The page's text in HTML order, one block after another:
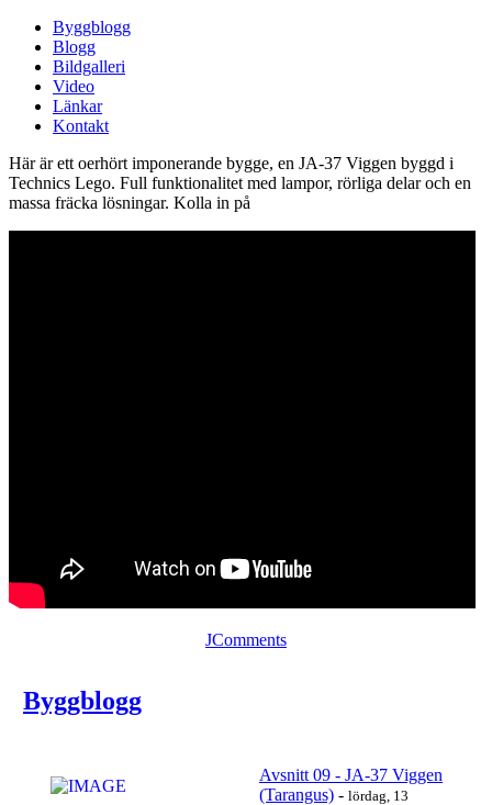
Byggblogg
Blogg
Bildgalleri
Video
Länkar
Kontakt
Här är ett oerhört imponerande bygge, en JA-37 Viggen byggd i
Technics Lego. Full funktionalitet med lampor, rörliga delar och en
massa fräcka lösningar. Kolla in på
JComments
Byggblogg
Avsnitt 09 - JA-37 Viggen
(Tarangus) - lördag, 13